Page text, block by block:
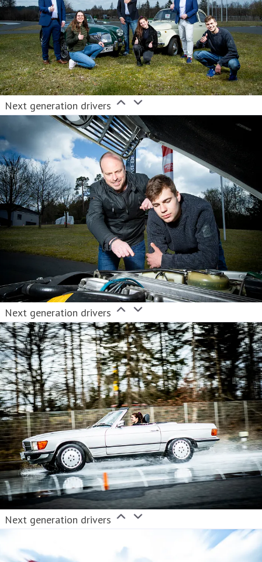
Versicherern zählt. (Stand 31.12.2019)
Next generation drivers
Next generation drivers
Next generation drivers